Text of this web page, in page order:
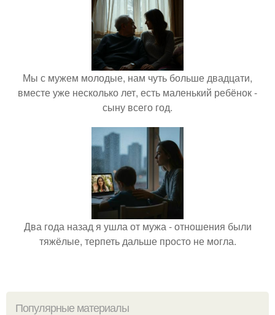
Мы с мужем молодые, нам чуть больше двадцати,
вместе уже несколько лет, есть маленький ребёнок -
сыну всего год.
Два года назад я ушла от мужа - отношения были
тяжёлые, терпеть дальше просто не могла.
Популярные материалы